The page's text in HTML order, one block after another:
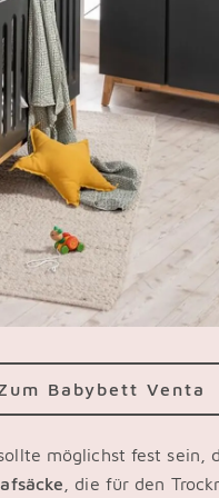
Babybett Venta
möglichst fest sein,
, die für den